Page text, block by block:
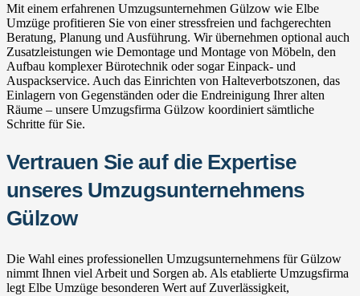
Mit einem erfahrenen Umzugsunternehmen Gülzow wie Elbe
Umzüge profitieren Sie von einer stressfreien und fachgerechten
Beratung, Planung und Ausführung. Wir übernehmen optional auch
Zusatzleistungen wie Demontage und Montage von Möbeln, den
Aufbau komplexer Bürotechnik oder sogar Einpack- und
Auspackservice. Auch das Einrichten von Halteverbotszonen, das
Einlagern von Gegenständen oder die Endreinigung Ihrer alten
Räume – unsere Umzugsfirma Gülzow koordiniert sämtliche
Schritte für Sie.
Vertrauen Sie auf die Expertise
unseres Umzugsunternehmens
Gülzow
Die Wahl eines professionellen Umzugsunternehmens für Gülzow
nimmt Ihnen viel Arbeit und Sorgen ab. Als etablierte Umzugsfirma
legt Elbe Umzüge besonderen Wert auf Zuverlässigkeit,